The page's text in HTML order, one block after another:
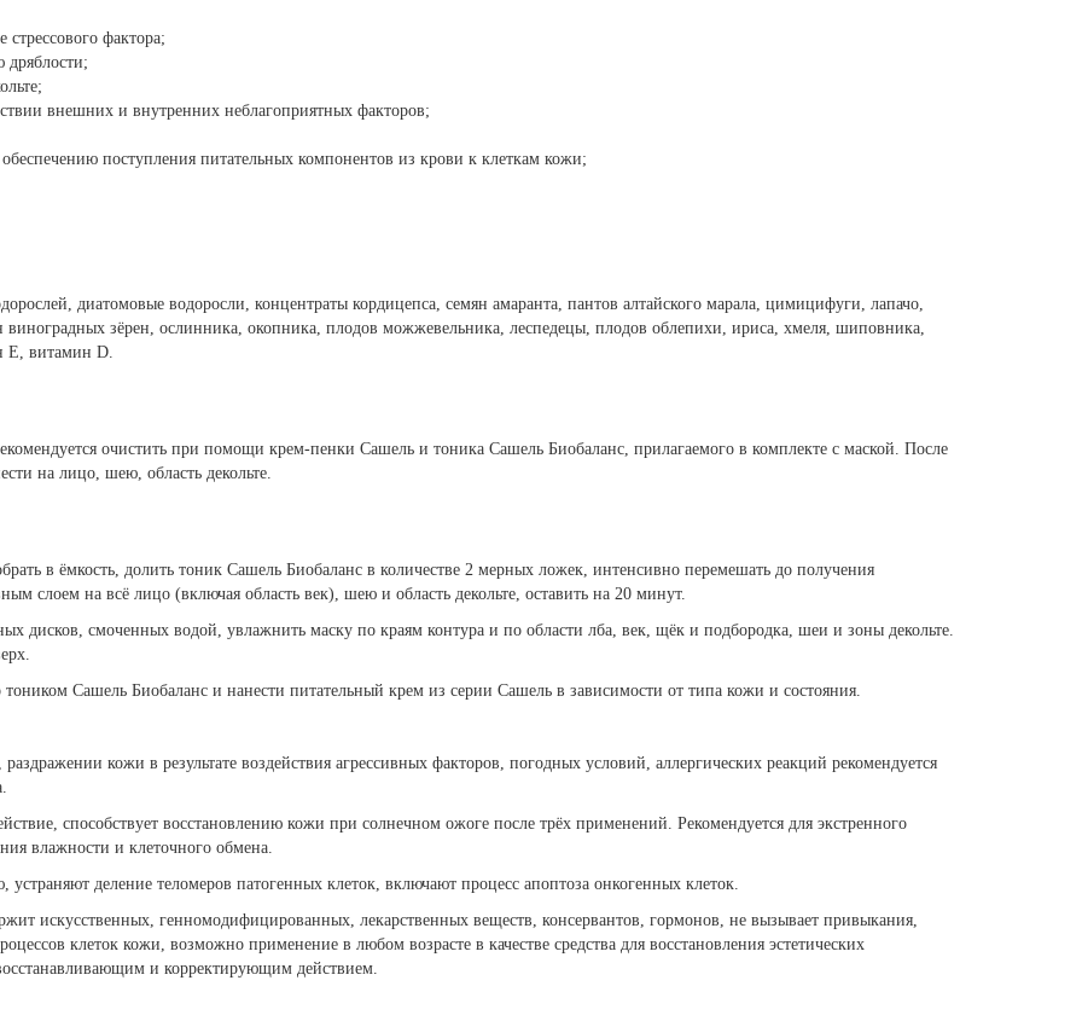
фактора;
внешних и внутренних неблагоприятных факторов;
поступления питательных компонентов из крови к клеткам кожи;
диатомовые водоросли, концентраты кордицепса, семян амаранта, пантов алтайского марала, цимицифуги, лапачо,
виноградных зёрен, ослинника, окопника, плодов можжевельника, леспедецы, плодов облепихи, ириса, хмеля, шиповника,
Е, витамин D.
очистить при помощи крем-пенки Сашель и тоника Сашель Биобаланс, прилагаемого в комплекте с маской. После
на лицо, шею, область декольте.
в ёмкость, долить тоник Сашель Биобаланс в количестве 2 мерных ложек, интенсивно перемешать до получения
слоем на всё лицо (включая область век), шею и область декольте, оставить на 20 минут.
дисков, смоченных водой, увлажнить маску по краям контура и по области лба, век, щёк и подбородка, шеи и зоны декольте.
Сашель Биобаланс и нанести питательный крем из серии Сашель в зависимости от типа кожи и состояния.
кожи в результате воздействия агрессивных факторов, погодных условий, аллергических реакций рекомендуется
способствует восстановлению кожи при солнечном ожоге после трёх применений. Рекомендуется для экстренного
влажности и клеточного обмена.
деление теломеров патогенных клеток, включают процесс апоптоза онкогенных клеток.
искусственных, генномодифицированных, лекарственных веществ, консервантов, гормонов, не вызывает привыкания,
клеток кожи, возможно применение в любом возрасте в качестве средства для восстановления эстетических
и корректирующим действием.